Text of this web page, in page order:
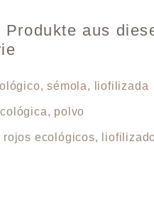
Produkte aus
sémola, liofilizada
polvo
rojos ecológicos,